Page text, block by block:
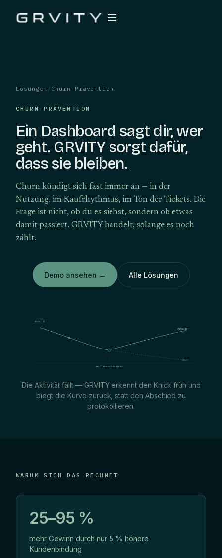
Lösungen / Churn-Prävention
CHURN-PRÄVENTION
Ein Dashboard sagt dir, wer
geht. GRVITY sorgt dafür,
dass sie bleiben.
Churn kündigt sich fast immer an — in der
Nutzung, im Kaufrhythmus, im Ton der Tickets. Die
Frage ist nicht, ob du es siehst, sondern ob etwas
damit passiert. GRVITY handelt, solange es noch
zählt.
Demo ansehen → Alle Lösungen
AKTIVITÄT
GRVITY ERKENNT DAS RISIKO
Churn
gehalten
Die Aktivität fällt — GRVITY erkennt den Knick früh und
biegt die Kurve zurück, statt den Abschied zu
protokollieren.
WARUM SICH DAS RECHNET
25–95 %
mehr Gewinn durch nur 5 % höhere
Kundenbindung